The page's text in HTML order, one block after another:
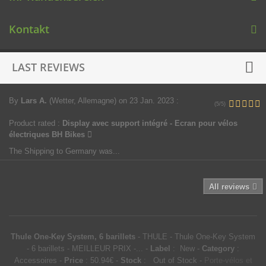
Kontakt
LAST REVIEWS
By Lars A. (Wetter, Allemagne) on 23 Jan. 2023 : (5/5)
Product rated : Display avec support intégré - Ecran pour vélos
électriques BH Bikes
The Shipping to Germany was...
All reviews
Thule One-Key System, 6 barillets - THULE - Thule One-Key System
- 6 barillets - MEILLEUR PRIX -... - Label : New - Category :
Accessoires - Price: 50.94€- Stock: Out of Stock -